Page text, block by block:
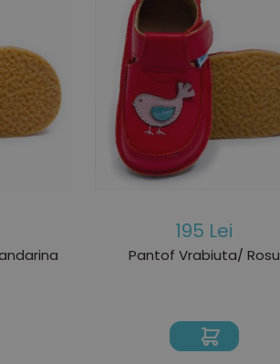
195 Lei
Pantof Vrabiuta/ Rosu